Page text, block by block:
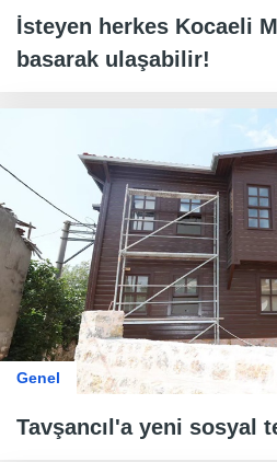
İsteyen herkes Kocaeli
basarak ulaşabilir!
Genel
Tavşancıl'a yeni sosyal